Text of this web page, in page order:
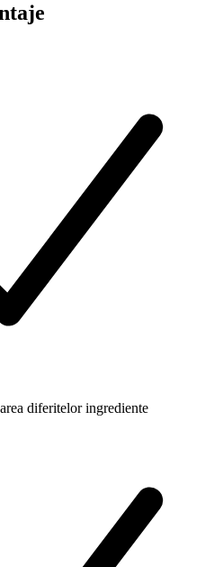
diferitelor ingrediente